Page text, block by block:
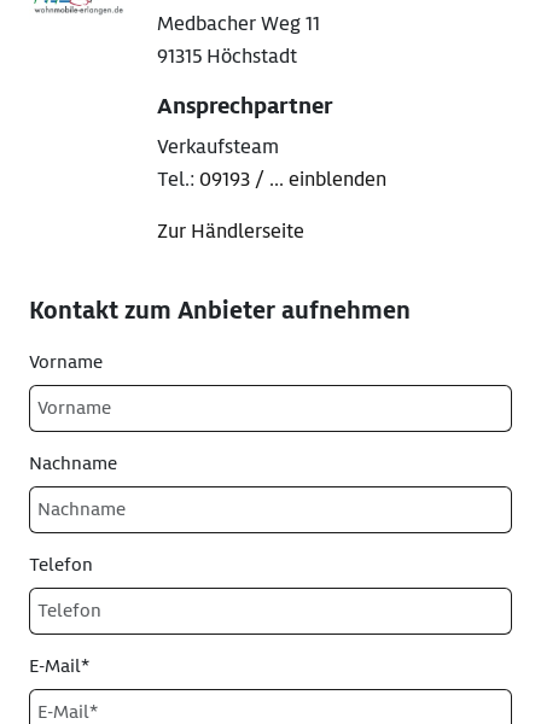
Medbacher Weg 11
91315 Höchstadt
Ansprechpartner
Verkaufsteam
Tel.: 09193 / ... einblenden
Zur Händlerseite
Kontakt zum Anbieter aufnehmen
Vorname
Nachname
Telefon
E-Mail*